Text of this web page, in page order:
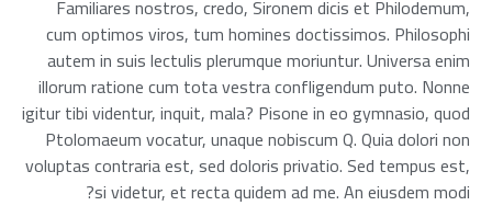
Familiares nostros, credo, Sironem dicis et Philodemum,
cum optimos viros, tum homines doctissimos. Philosophi
autem in suis lectulis plerumque moriuntur. Universa enim
illorum ratione cum tota vestra confligendum puto. Nonne
igitur tibi videntur, inquit, mala? Pisone in eo gymnasio, quod
Ptolomaeum vocatur, unaque nobiscum Q. Quia dolori non
voluptas contraria est, sed doloris privatio. Sed tempus est,
si videtur, et recta quidem ad me. An eiusdem modi?